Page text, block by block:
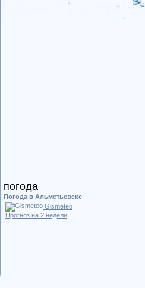
погода
Погода в Альметьевске
Gismeteo
Прогноз на 2 недели